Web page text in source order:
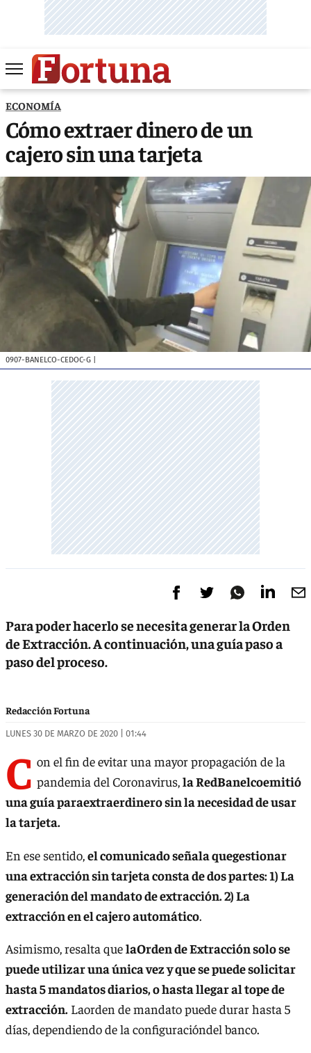
ECONOMÍA
Cómo extraer dinero de un
cajero sin una tarjeta
0907-BANELCO-CEDOC-G
Para poder hacerlo se necesita generar la Orden
de Extracción. A continuación, una guía paso a
paso del proceso.
Redacción Fortuna
LUNES 30 DE MARZO DE 2020 | 01:44
C on el fin de evitar una mayor propagación de la
pandemia del Coronavirus,la RedBanelcoemitió
una guía paraextraerdinero sin la necesidad de usar
la tarjeta.
En ese sentido,el comunicado señala quegestionar
una extracción sin tarjeta consta de dos partes: 1) La
generación del mandato de extracción. 2) La
extracción en el cajero automático.
Asimismo, resalta quelaOrden de Extracción solo se
puede utilizar una única vez y que se puede solicitar
hasta 5 mandatos diarios, o hasta llegar al tope de
extracción. Laorden de mandato puede durar hasta 5
días, dependiendo de la configuracióndel banco.